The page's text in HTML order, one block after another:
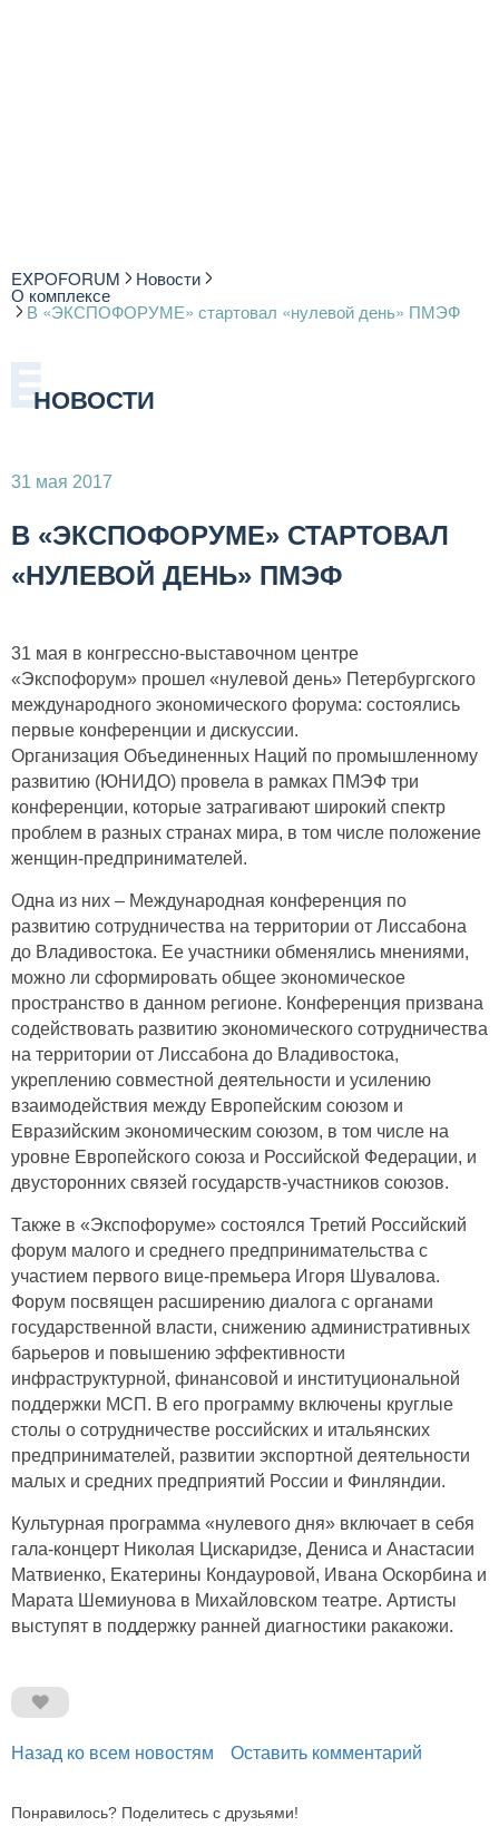
EXPOFORUM Новости
О комплексе
В «ЭКСПОФОРУМЕ» стартовал «нулевой день» ПМЭФ
НОВОСТИ
31 мая 2017
В «ЭКСПОФОРУМЕ» СТАРТОВАЛ
«НУЛЕВОЙ ДЕНЬ» ПМЭФ
31 мая в конгрессно-выставочном центре
«Экспофорум» прошел «нулевой день» Петербургского
международного экономического форума: состоялись
первые конференции и дискуссии.
Организация Объединенных Наций по промышленному
развитию (ЮНИДО) провела в рамках ПМЭФ три
конференции, которые затрагивают широкий спектр
проблем в разных странах мира, в том числе положение
женщин-предпринимателей.
Одна из них – Международная конференция по
развитию сотрудничества на территории от Лиссабона
до Владивостока. Ее участники обменялись мнениями,
можно ли сформировать общее экономическое
пространство в данном регионе. Конференция призвана
содействовать развитию экономического сотрудничества
на территории от Лиссабона до Владивостока,
укреплению совместной деятельности и усилению
взаимодействия между Европейским союзом и
Евразийским экономическим союзом, в том числе на
уровне Европейского союза и Российской Федерации, и
двусторонних связей государств-участников союзов.
Также в «Экспофоруме» состоялся Третий Российский
форум малого и среднего предпринимательства с
участием первого вице-премьера Игоря Шувалова.
Форум посвящен расширению диалога с органами
государственной власти, снижению административных
барьеров и повышению эффективности
инфраструктурной, финансовой и институциональной
поддержки МСП. В его программу включены круглые
столы о сотрудничестве российских и итальянских
предпринимателей, развитии экспортной деятельности
малых и средних предприятий России и Финляндии.
Культурная программа «нулевого дня» включает в себя
гала-концерт Николая Цискаридзе, Дениса и Анастасии
Матвиенко, Екатерины Кондауровой, Ивана Оскорбина и
Марата Шемиунова в Михайловском театре. Артисты
выступят в поддержку ранней диагностики ракакожи.
Назад ко всем новостям Оставить комментарий
Понравилось? Поделитесь с друзьями!